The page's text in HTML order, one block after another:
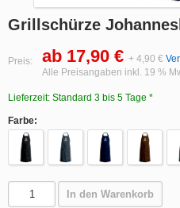
Grillschürze
Preis: ab 17,90 € + 4,90 €
Alle Preisangaben inkl. 19 %
Lieferzeit: Standard 3 bis 5 Tage *
Farbe:
In den Warenkorb